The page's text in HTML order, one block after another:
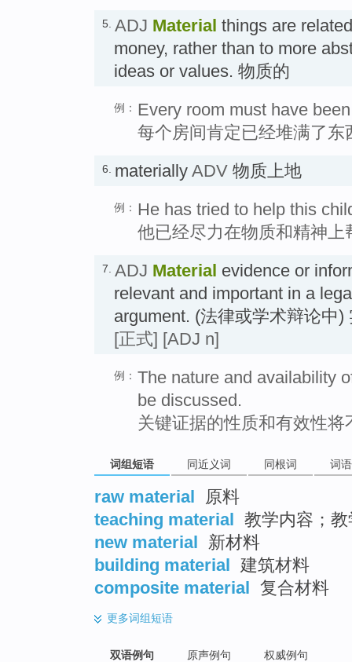
5. ADJ Material things are
money, rather than to more
ideas or values. 物质的
例： Every room must have
每个房间肯定已经堆满了东
6. materially ADV 物质上地
例： He has tried to help this
他已经尽力在物质和精神上
7. ADJ Material evidence or
relevant and important in a
argument. (法律或学术辩论中
[正式] [ADJ n]
例： The nature and availability
be discussed.
关键证据的性质和有效性将
词组短语 同近义词 同根词 词
raw material
原料
teaching material
教学内容；
new material
新材料
building material
建筑材料
composite material
复合材料
更多词组短语
双语例句 原声例句 权威例句